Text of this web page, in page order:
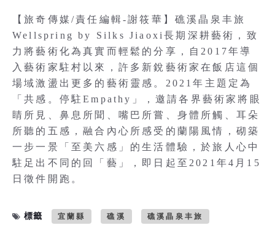
【旅奇傳媒/責任編輯-謝筱華】礁溪晶泉丰旅
Wellspring by Silks Jiaoxi長期深耕藝術，致
力將藝術化為真實而輕鬆的分享，自2017年導
入藝術家駐村以來，許多新銳藝術家在飯店這個
場域激盪出更多的藝術靈感。2021年主題定為
「共感。停駐Empathy」，邀請各界藝術家將眼
睛所見、鼻息所聞、嘴巴所嘗、身體所觸、耳朵
所聽的五感，融合內心所感受的蘭陽風情，砌築
一步一景「至美六感」的生活體驗，於旅人心中
駐足出不同的回「藝」，即日起至2021年4月15
日徵件開跑。
標籤 宜蘭縣 礁溪 礁溪晶泉丰旅